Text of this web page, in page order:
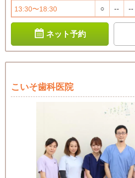
13:30〜18:30 ○ -- --
ネット予約
こいそ歯科医院